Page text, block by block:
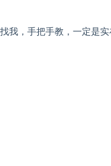
我，手把手教，一定是